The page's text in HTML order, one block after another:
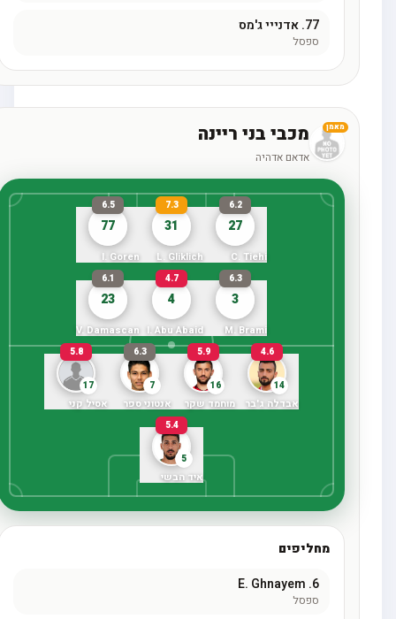
אדנייי ג'מס
ספסל
מאמן מכבי בני ריינה
אדאם אדהיה
27
6.2
C. Tiehi
31
7.3
L. Gliklich
77
6.5
I. Goren
3
6.3
M. Brami
4
4.7
I. Abu Abaid
23
6.1
V. Damascan
4.6
אבדלה ג'בר
5.9
מוחמד שקר
6.3
אנטוני ספר
5.8
אסיל קני
5.4
איד הבשי
מחליפים
E. Ghnayem
ספסל